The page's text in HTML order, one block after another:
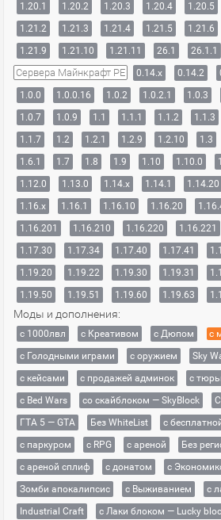
1.20.1
1.20.2 1.20.3 1.20.4 1.20.5
1.21.2
1.21.3 1.21.4 1.21.5 1.21.6
1.21.9
1.21.10 1.21.11 26.1 26.1.1
Сервера Майнкрафт PE 0.14.x 0.14.2
1.0.0
1.0.0.16 1.0.2 1.0.2.1 1.0.3
1.0.7
1.0.9 1.1 1.1.1 1.1.2 1.1.3
1.1.7
1.2 1.2.1 1.2.9 1.2.10 1.3
1.6.1
1.7 1.8 1.9 1.10 1.10.0
1.12.0
1.13.0 1.14.x 1.14.1 1.14.20
1.16.x
1.16.1 1.16.10 1.16.20
1.16.201
1.16.210 1.16.220 1.16.221
1.17.30
1.17.34 1.17.40 1.17.41
1.19.20
1.19.22 1.19.30 1.19.31
1.19.50
1.19.51 1.19.60 1.19.63
Моды и дополнения:
с 1000лвл c Креативом с Дюпом с
с Голодными играми
с оружием Sky
с кейсами
с продажей админок с
с Bed Wars
со скайблоком — SkyBlock
ГТА 5 — GTA
Без WhiteList
с
с паркуром
с RPG с ареной
Без
с ареной сплиф
с донатом с
Зомби апокалипсис
с Выживанием с
Industrial Craft
с Лаки блоком — Lucky